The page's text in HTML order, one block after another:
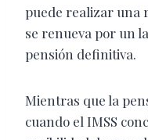
puede realizar una
se renueva por un
pensión definitiva.
Mientras que la
cuando el IMSS